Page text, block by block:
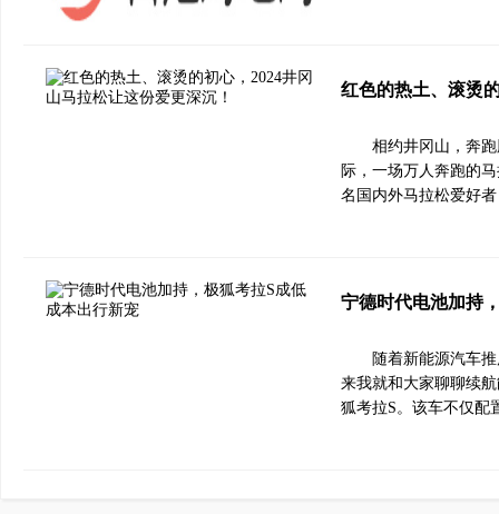
红色的热土、滚烫
相约井冈山，奔
际，一场万人奔跑的
名国内外马拉松爱好
宁德时代电池加持
随着新能源汽车
来我就和大家聊聊续
狐考拉S。该车不仅